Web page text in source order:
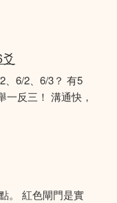
、6/2、6/3？ 有5
一反三！ 溝通快，
。 紅色閘門是實